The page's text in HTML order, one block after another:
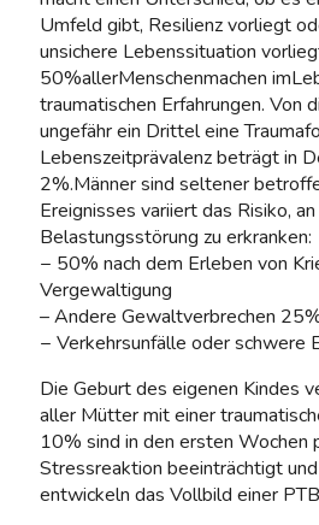
Umfeld gibt, Resilienz vorliegt
unsichere Lebenssituation
50%allerMenschenmachen
traumatischen Erfahrungen. Von
ungefähr ein Drittel eine
Lebenszeitprävalenz beträgt in
2%.Männer sind seltener
Ereignisses variiert das Risiko,
Belastungsstörung zu erkranken:
− 50% nach dem Erleben von
Vergewaltigung
– Andere Gewaltverbrechen
− Verkehrsunfälle oder schwere
Die Geburt des eigenen Kindes
aller Mütter mit einer
10% sind in den ersten Wochen
Stressreaktion beeinträchtigt
entwickeln das Vollbild einer